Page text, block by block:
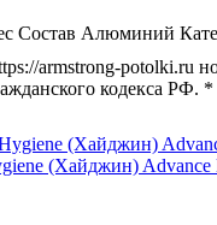
Состав Алюминий
armstrong-potolki.ru
кодекса РФ. *
(Хайджин)